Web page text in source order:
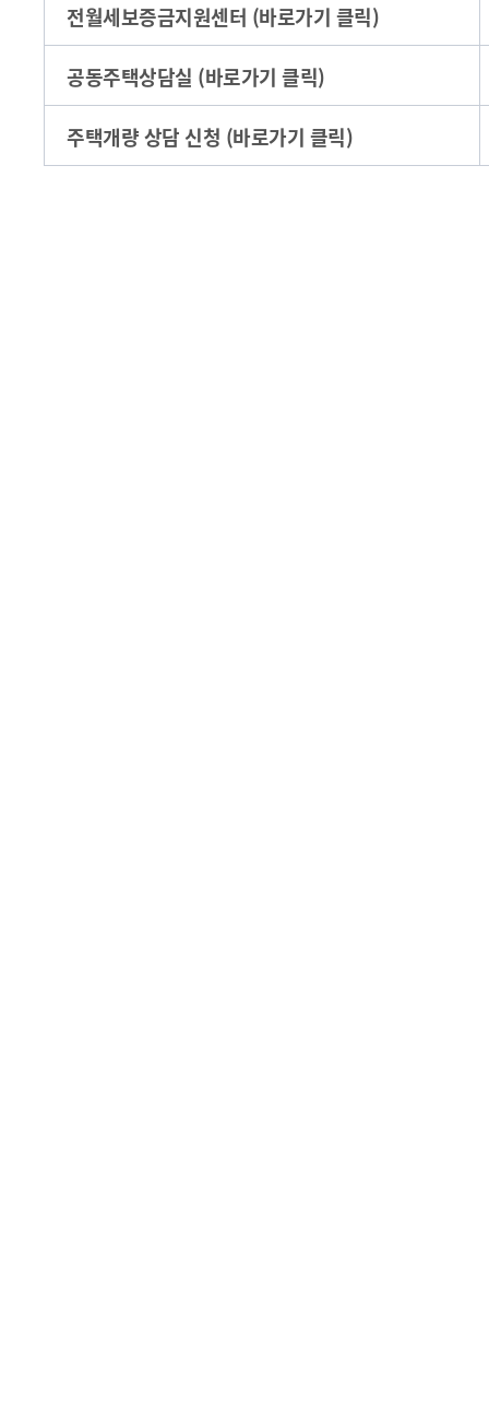
전월세보증금지원센터 (바로가기 클릭)
공동주택상담실 (바로가기 클릭)
주택개량 상담 신청 (바로가기 클릭)